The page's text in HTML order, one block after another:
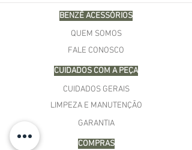
BENZÊ ACESSÓRIOS
QUEM SOMOS
FALE CONOSCO
CUIDADOS COM A PEÇA
CUIDADOS GERAIS
LIMPEZA E MANUTENÇÃO
GARANTIA
COMPRAS